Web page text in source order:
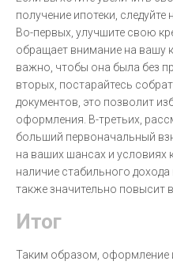
получение ипотеки,
Во-первых, улучшите свою
обращает внимание на вашу
важно, чтобы она была без
вторых, постарайтесь
документов, это позволит
оформления. В-третьих,
больший первоначальный
на ваших шансах и условиях
наличие стабильного
также значительно повысит
Итог
Таким образом, оформление